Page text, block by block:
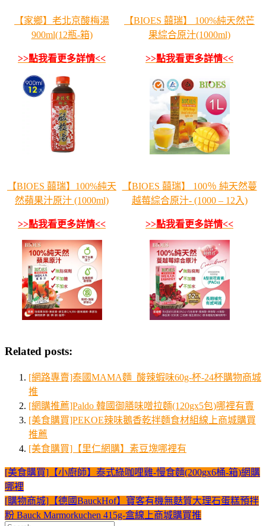
【家鄉】老北京酸梅湯
900ml(12瓶-箱)
>>點我看更多詳情<<
【BIOES 囍瑞】 100%純天然芒
果綜合原汁(1000ml)
>>點我看更多詳情<<
【BIOES 囍瑞】100%純天
然蘋果汁原汁 (1000ml)
>>點我看更多詳情<<
【BIOES 囍瑞】 100％ 純天然蔓
越莓綜合原汁- (1000 – 12入)
>>點我看更多詳情<<
Related posts:
[網路專賣]泰國MAMA麵_酸辣蝦味60g-杯-24杯購物商城
推
[網購推薦]Paldo 韓國御膳味噌拉麵(120gx5包)哪裡有賣
[美食購買]PEKOE辣味鵝香乾拌麵食材組線上商城購買
推薦
[美食購買]【里仁網購】素豆塊哪裡有
文
章
導
[美食購買]【小廚師】泰式綠咖哩雞-慢食麵(200gx6桶-箱)網購
哪裡
[購物商城]【德國BauckHof】寶客有機無麩質大理石蛋糕預拌
粉 Bauck Marmorkuchen 415g-盒線上商城購買推